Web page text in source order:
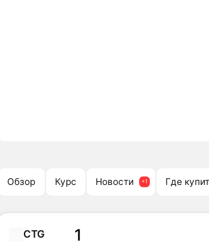
Обзор Курс Новости Где
CTG